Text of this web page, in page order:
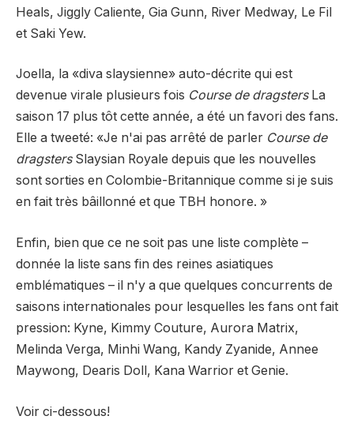
Heals, Jiggly Caliente, Gia Gunn, River Medway, Le Fil
et Saki Yew.
Joella, la «diva slaysienne» auto-décrite qui est
devenue virale plusieurs fois Course de dragsters La
saison 17 plus tôt cette année, a été un favori des fans.
Elle a tweeté: «Je n'ai pas arrêté de parler Course de
dragstersSlaysian Royale depuis que les nouvelles
sont sorties en Colombie-Britannique comme si je suis
en fait très bâillonné et que TBH honore. »
Enfin, bien que ce ne soit pas une liste complète –
donnée la liste sans fin des reines asiatiques
emblématiques – il n'y a que quelques concurrents de
saisons internationales pour lesquelles les fans ont fait
pression: Kyne, Kimmy Couture, Aurora Matrix,
Melinda Verga, Minhi Wang, Kandy Zyanide, Annee
Maywong, Dearis Doll, Kana Warrior et Genie.
Voir ci-dessous!